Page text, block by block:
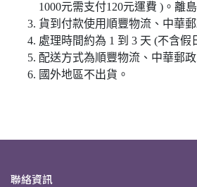
1000元需支付120元運費 )。離
貨到付款使用順豐物流、中華郵
處理時間約為 1 到 3 天 (不含假
配送方式為順豐物流、中華郵政
國外地區不出貨。
聯絡資訊